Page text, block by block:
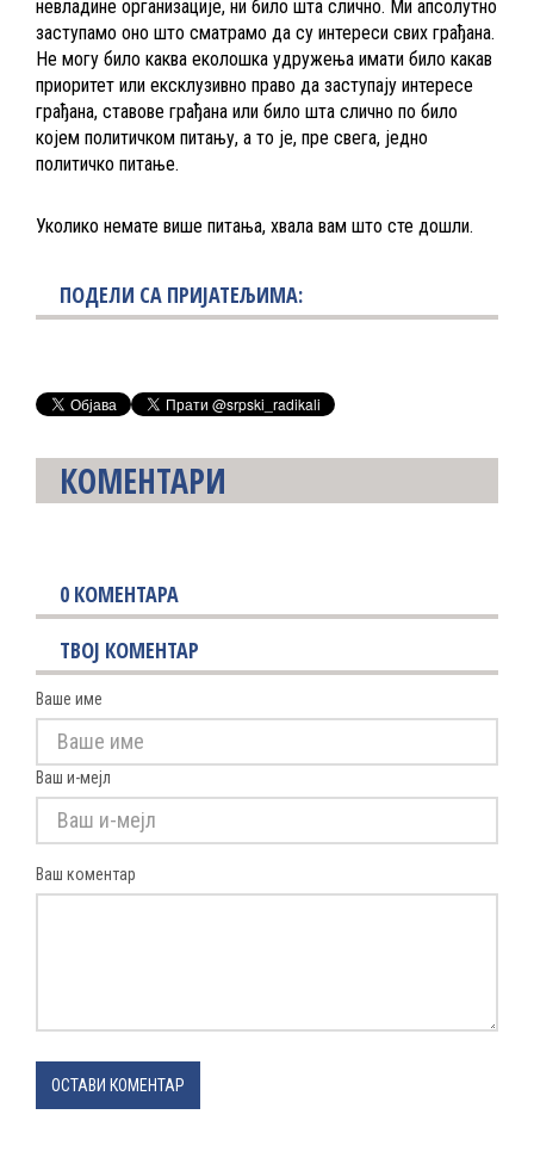
невладине организације, ни било шта слично. Ми апсолутно
заступамо оно што сматрамо да су интереси свих грађана.
Не могу било каква еколошка удружења имати било какав
приоритет или ексклузивно право да заступају интересе
грађана, ставове грађана или било шта слично по било
којем политичком питању, а то је, пре свега, једно
политичко питање.
Уколико немате више питања, хвала вам што сте дошли.
ПОДЕЛИ СА ПРИЈАТЕЉИМА:
КОМЕНТАРИ
0 КОМЕНТАРА
ТВОЈ КОМЕНТАР
Ваше име
Ваш и-мејл
Ваш коментар
ОСТАВИ КОМЕНТАР